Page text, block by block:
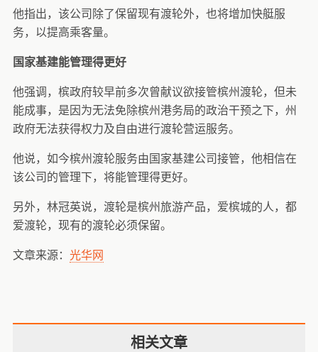
他指出，该公司除了保留现有渡轮外，也将增加快艇服
务，以提高乘客量。
国家基建能管理得更好
他强调，槟政府较早前多次曾献议欲接管槟州渡轮，但未
能成事，是因为无法免除槟州港务局的政治干预之下，州
政府无法获得权力及自由进行渡轮营运服务。
他说，如今槟州渡轮服务由国家基建公司接管，他相信在
该公司的管理下，将能管理得更好。
另外，林冠英说，渡轮是槟州旅游产品，爱槟城的人，都
爱渡轮，现有的渡轮必须保留。
文章来源： 光华网
相关文章